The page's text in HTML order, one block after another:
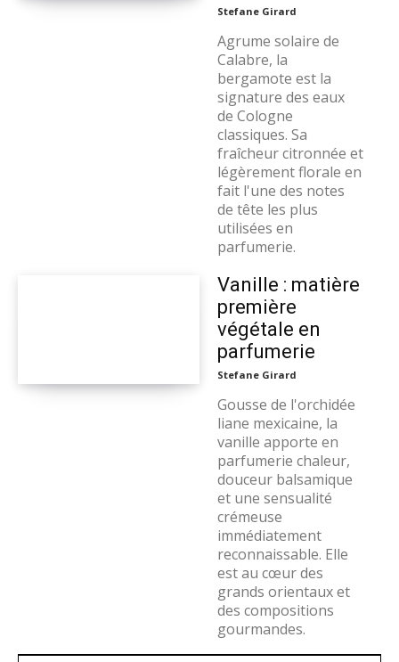
Stefane Girard
Agrume solaire de
Calabre, la
bergamote est la
signature des eaux
de Cologne
classiques. Sa
fraîcheur citronnée et
légèrement florale en
fait l'une des notes
de tête les plus
utilisées en
parfumerie.
Vanille : matière
première
végétale en
parfumerie
Stefane Girard
Gousse de l'orchidée
liane mexicaine, la
vanille apporte en
parfumerie chaleur,
douceur balsamique
et une sensualité
crémeuse
immédiatement
reconnaissable. Elle
est au cœur des
grands orientaux et
des compositions
gourmandes.